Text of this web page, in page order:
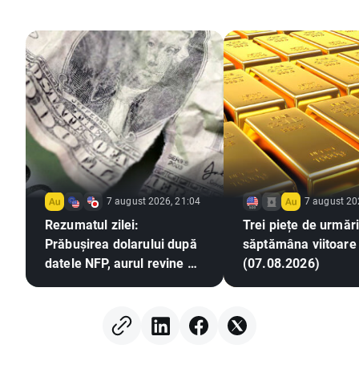
7 august 2026, 21:04
Rezumatul zilei:
Prăbușirea dolarului după
datele NFP, aurul revine pe
7 august
Trei piețe de
săptămâna viitoare
(07.08.2026)